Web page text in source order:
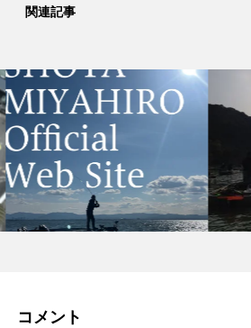
関連記事
コメント